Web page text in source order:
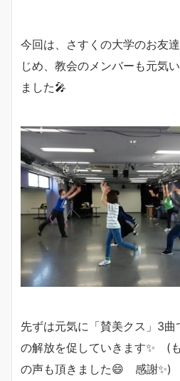
今回は、さすくの大学のお友
じめ、教会のメンバーも元気
ました🎤
先ずは元気に「賛美クス」3
の解放を促していきます✨ (
の声も頂きました😄 感謝✨)